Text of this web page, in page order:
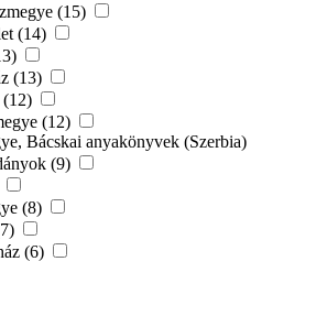
(15)
(14)
(13)
(12)
(12)
Bácskai anyakönyvek (Szerbia)
(9)
(8)
(6)